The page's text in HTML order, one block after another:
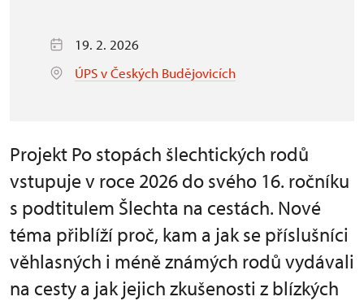
19. 2. 2026
ÚPS v Českých Budějovicích
Projekt Po stopách šlechtických rodů
vstupuje v roce 2026 do svého 16. ročníku
s podtitulem Šlechta na cestách. Nové
téma přiblíží proč, kam a jak se příslušníci
věhlasných i méně známých rodů vydávali
na cesty a jak jejich zkušenosti z blízkých